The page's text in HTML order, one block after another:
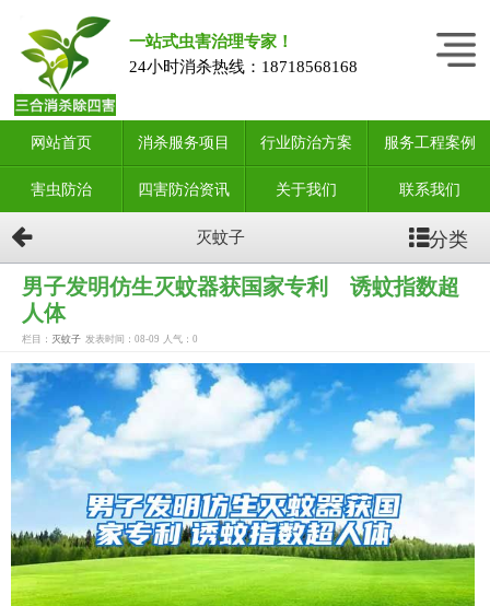
一站式虫害治理专家！
24小时消杀热线： 18718568168
网站首页 消杀服务项目 行业防治方案 服务工程案例
害虫防治 四害防治资讯 关于我们 联系我们
灭蚊子 分类
男子发明仿生灭蚊器获国家专利 诱蚊指数超
人体
栏目： 灭蚊子 发表时间：08-09 人气： 0